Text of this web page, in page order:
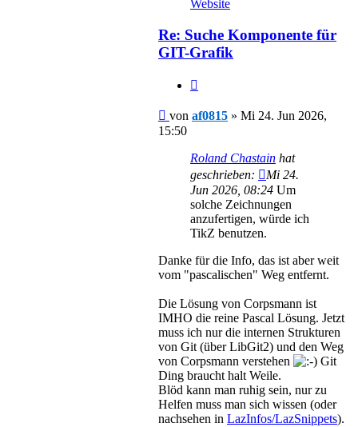
af0815
Website
Re: Suche Komponente für
GIT-Grafik
Beitrag
von af0815 » Mi 24. Jun 2026,
15:50
Roland Chastain hat
geschrieben:
Mi 24.
Jun 2026, 08:24 Um
solche Zeichnungen
anzufertigen, würde ich
TikZ benutzen.
Danke für die Info, das ist aber weit
vom "pascalischen" Weg entfernt.
Die Lösung von Corpsmann ist
IMHO die reine Pascal Lösung. Jetzt
muss ich nur die internen Strukturen
von Git (über LibGit2) und den Weg
von Corpsmann verstehen
Git
Ding braucht halt Weile.
Blöd kann man ruhig sein, nur zu
Helfen muss man sich wissen (oder
nachsehen in LazInfos/LazSnippets).